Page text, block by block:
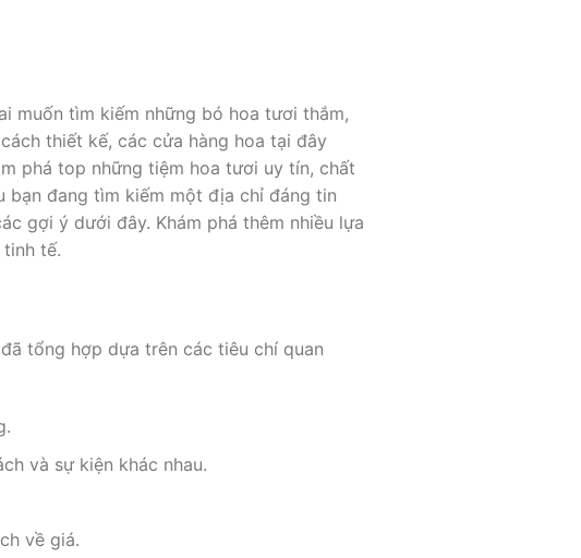
muốn tìm kiếm những bó hoa tươi thắm,
thiết kế, các cửa hàng hoa tại đây
phá top những tiệm hoa tươi uy tín, chất
bạn đang tìm kiếm một địa chỉ đáng tin
gợi ý dưới đây. Khám phá thêm nhiều lựa
tế.
tổng hợp dựa trên các tiêu chí quan
và sự kiện khác nhau.
về giá.